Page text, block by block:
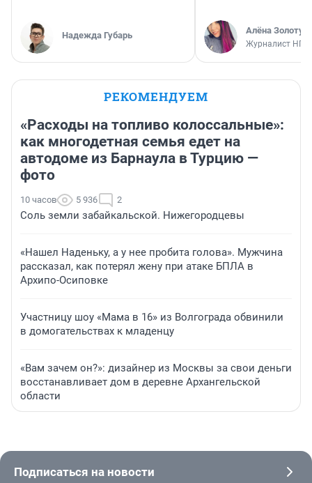
Надежда Губарь Алёна
Журналист НГС
РЕКОМЕНДУЕМ
«Расходы на топливо колоссальные»:
как многодетная семья едет на
автодоме из Барнаула в Турцию —
фото
10 часов 5 936 2
Соль земли забайкальской. Нижегородцевы
«Нашел Наденьку, а у нее пробита голова». Мужчина
рассказал, как потерял жену при атаке БПЛА в
Архипо-Осиповке
Участницу шоу «Мама в 16» из Волгограда обвинили
в домогательствах к младенцу
«Вам зачем он?»: дизайнер из Москвы за свои деньги
восстанавливает дом в деревне Архангельской
области
Подписаться на новости